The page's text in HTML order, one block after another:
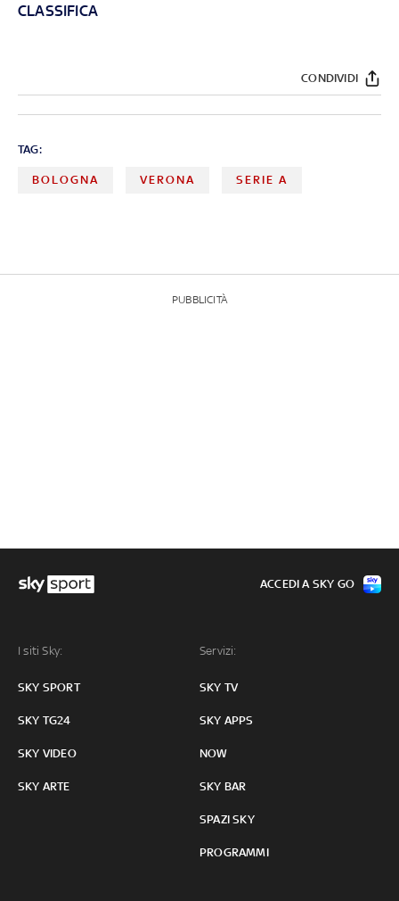
CLASSIFICA
CONDIVIDI
TAG:
BOLOGNA VERONA SERIE A
PUBBLICITÀ
I siti Sky:
SKY SPORT
SKY TG24
SKY VIDEO
SKY ARTE
Servizi:
SKY TV
SKY APPS
NOW
SKY BAR
SPAZI SKY
PROGRAMMI
ACCEDI A SKY GO